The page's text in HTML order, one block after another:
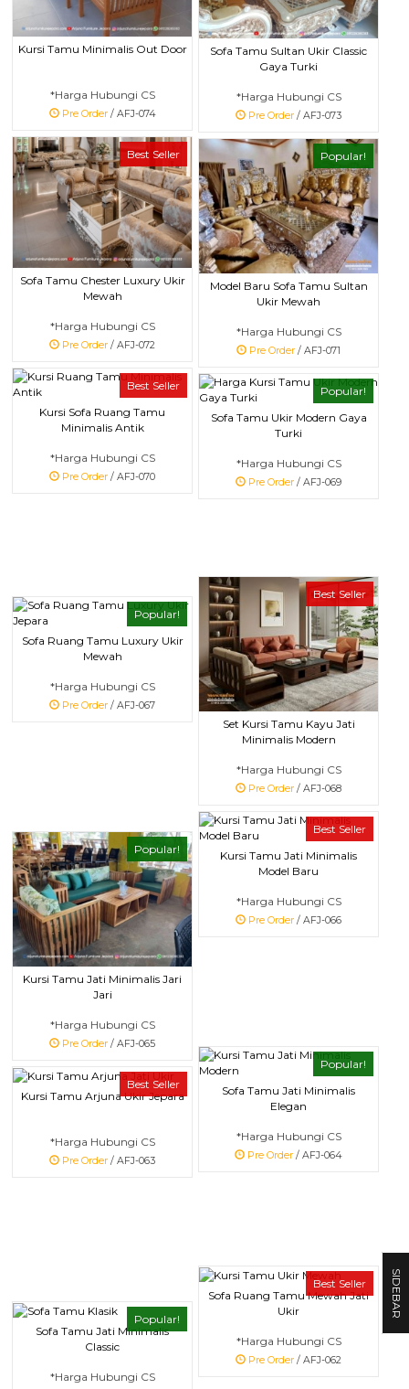
Kursi Tamu Minimalis Out Door
*Harga Hubungi CS
Pre Order/ AFJ-074
Sofa Tamu Sultan Ukir Classic
Gaya Turki
*Harga Hubungi CS
Pre Order / AFJ-073
Best Seller
Sofa Tamu Chester Luxury Ukir
Mewah
*Harga Hubungi CS
Pre Order / AFJ-072
Popular!
Model Baru Sofa Tamu Sultan
Ukir Mewah
*Harga Hubungi CS
Pre Order / AFJ-071
Best Seller
Kursi Sofa Ruang Tamu
Minimalis Antik
*Harga Hubungi CS
Pre Order / AFJ-070
Popular!
Sofa Tamu Ukir Modern Gaya
Turki
*Harga Hubungi CS
Pre Order / AFJ-069
Best Seller
Set Kursi Tamu Kayu Jati
Minimalis Modern
*Harga Hubungi CS
Pre Order / AFJ-068
Popular!
Sofa Ruang Tamu Luxury Ukir
Mewah
*Harga Hubungi CS
Pre Order / AFJ-067
Best Seller
Kursi Tamu Jati Minimalis
Model Baru
*Harga Hubungi CS
Pre Order / AFJ-066
Popular!
Kursi Tamu Jati Minimalis Jari
Jari
*Harga Hubungi CS
Pre Order / AFJ-065
Popular!
Sofa Tamu Jati Minimalis
Elegan
*Harga Hubungi CS
Pre Order / AFJ-064
Best Seller
Kursi Tamu Arjuna Ukir Jepara
*Harga Hubungi CS
Pre Order / AFJ-063
Best Seller
Sofa Ruang Tamu Mewah Jati
Ukir
*Harga Hubungi CS
Pre Order / AFJ-062
Popular!
Sofa Tamu Jati Minimalis
Classic
*Harga Hubungi CS
SIDEBAR